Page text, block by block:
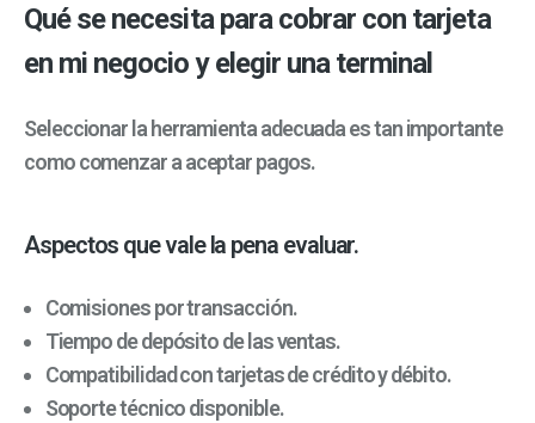
Qué se necesita para cobrar con tarjeta
en mi negocio y elegir una terminal
Seleccionar la herramienta adecuada es tan importante
como comenzar a aceptar pagos.
Aspectos que vale la pena evaluar.
Comisiones por transacción.
Tiempo de depósito de las ventas.
Compatibilidad con tarjetas de crédito y débito.
Soporte técnico disponible.